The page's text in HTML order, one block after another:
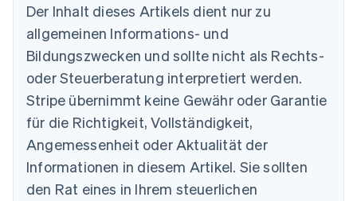
Der Inhalt dieses Artikels dient nur zu
allgemeinen Informations- und
Bildungszwecken und sollte nicht als Rechts-
oder Steuerberatung interpretiert werden.
Stripe übernimmt keine Gewähr oder Garantie
für die Richtigkeit, Vollständigkeit,
Angemessenheit oder Aktualität der
Informationen in diesem Artikel. Sie sollten
den Rat eines in Ihrem steuerlichen
Australien
English
Nederlands FrançaisDeutschEnglish
Brasilien
English
Bulgarien
English
Dänemark